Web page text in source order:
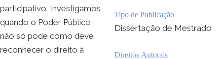
participativo. Investigamos
quando o Poder Público
não só pode como deve
reconhecer o direito à
Tipo de Publicação
Dissertação de Mestrado
Direitos Autorais